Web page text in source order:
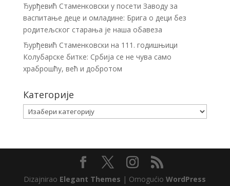
Ђурђевић Стаменковски у посети Заводу за
васпитање деце и омладине: Брига о деци без
родитељског старања је наша обавеза
Ђурђевић Стаменковски на 111. годишњици
Колубарске битке: Србија се не чува само
храброшћу, већ и добротом
Категорије
Категорије
Dizajnirao Elegant Themes | OmogućioWordPress